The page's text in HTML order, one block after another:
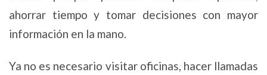
ahorrar tiempo y tomar decisiones con mayor
información en la mano.
Ya no es necesario visitar oficinas, hacer llamadas